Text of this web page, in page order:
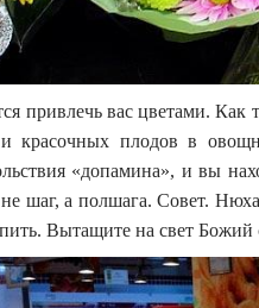
привлечь вас цветами. Как
красочных плодов в
«допамина», и вы
шаг, а полшага. Совет.
Вытащите на свет Божий